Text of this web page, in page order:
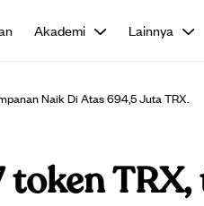
Akademi Lainnya
Naik Di Atas 694,5 Juta TRX.
token